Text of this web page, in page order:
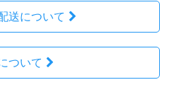
送について
ついて